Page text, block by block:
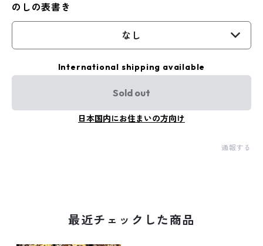
のしの表書き
なし
International shipping available
Sold out
日本国内にお住まいの方向け
通報する
最近チェックした商品